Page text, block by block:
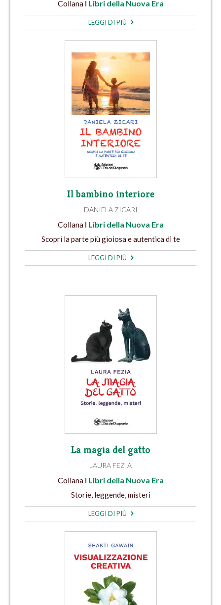
Collana I Libri della Nuova Era
LEGGI DI PIÙ
Il bambino interiore
DANIELA ZICARI
Collana I Libri della Nuova Era
Scopri la parte più gioiosa e autentica di te
LEGGI DI PIÙ
La magia del gatto
LAURA FEZIA
Collana I Libri della Nuova Era
Storie, leggende, misteri
LEGGI DI PIÙ